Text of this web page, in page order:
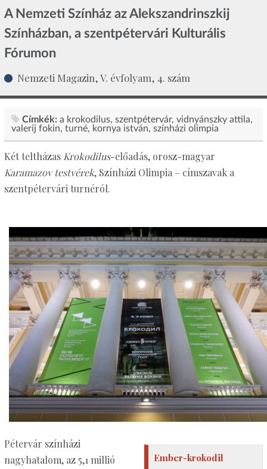
A Nemzeti Színház az Alekszandrinszkij
Színházban, a szentpétervári Kulturális
Fórumon
Nemzeti Magazin, V. évfolyam, 4. szám
Címkék: a krokodilus szentpétervár vidnyánszky attila
valerij fokin turné kornya istván színházi olimpia
Két teltházas Krokodilus-előadás, orosz-magyar
Karamazov testvérek, Színházi Olimpia – címszavak a
szentpétervári turnéról.
Ember-krokodil
Pétervár színházi
nagyhatalom, az 5,1 millió